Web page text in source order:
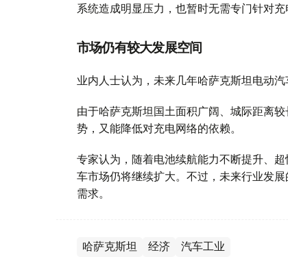
系统造成明显压力，也暂时无需专门针对充
市场仍有较大发展空间
业内人士认为，未来几年哈萨克斯坦电动
由于哈萨克斯坦国土面积广阔、城际距离
势，又能降低对充电网络的依赖。
专家认为，随着电池续航能力不断提升、
车市场仍将继续扩大。不过，未来行业发
需求。
哈萨克斯坦 经济 汽车工业